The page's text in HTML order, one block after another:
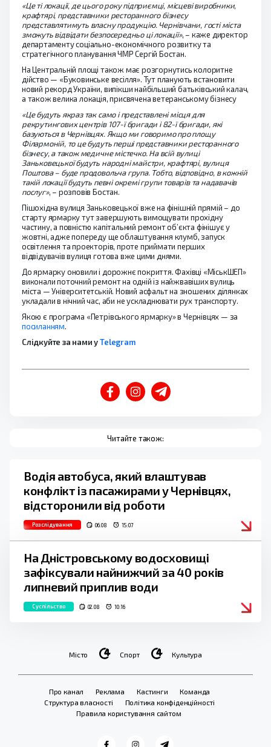
«Це ті локації, де цього року підприємці, місцеві виробники,
крафтярі, представники ресторанного бізнесу
представлятимуть власну продукцію. Чернівчани, гості міста
зможуть відвідати безпосередньо ці локації», – каже директор
департаменту соціально-економічного розвитку та
стратегічного планування ЧМР Сергій Бостан.
На Центральній площі також має розгорнутись колоритне
дійство — «Буковинське весілля». Тут планують встановити
новий рекорд України, випікши найбільший батьківський калач,
а також велика локація, присвячена ветеранському бізнесу
«Це будуть якраз так само і представлені місця для
рекрутингових центрів 107-ї бригади і 82-ї бригади, які
базуються в Чернівцях. Якщо ми говоримо про площу
Філармоній, то це будуть перші представники ресторанного
бізнесу, а також медичне містечко. На всій вулиці
Заньковецької будуть народні майстри, крафтярі, вулиця
Поштова – буде продовольча група. Тобто, відповідно, в кожній
такій локації будуть певні окремі групи товарів та надавачів
послуг», – розповів Бостан.
Пішохідна вулиця Заньковецької вже на фінішній прямій – до
старту ярмарку тут завершують вимощувати прохідну
частину, а повністю капітальний ремонт об’єкта фінішує у
жовтні, адже попереду ще облаштування клумб, запуск
освітлення та проекторів, проте приймати перших
відвідувачів вулиця готова вже цими днями.
До ярмарку оновили і дорожнє покриття. Фахівці «МіськШЕП»
виконали поточний ремонт на одній із найжвавіших вулиць
міста — Університетській. Новий асфальт на зношених ділянках
укладали в нічний час, аби не ускладнювати рух транспорту.
Якою є програма «Петрівського ярмарку» в Чернівцях — за
посиланням.
Слідкуйте за нами уTelegram
Читайте також:
Водія автобуса, який влаштував
конфлікт із пасажирами у Чернівцях,
відсторонили від роботи
Розслідування 06.08 15:07
На Дністровському водосховищі
зафіксували найнижчий за 40 років
липневий приплив води
Суспільство 02.08 10:16
Місто Спорт Культура
Про канал Реклама Кастинги
Команда
Структура власності
Політика конфіденційності
Правила користування сайтом